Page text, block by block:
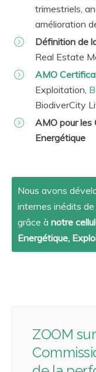
trimestriels,
amélioration
Définition de
Real Estate
AMO
Exploitation,
BiodiverCity
AMO pour
Energétique
Nous avons
internes inédits
grâce à notre
Energétique,
ZOOM